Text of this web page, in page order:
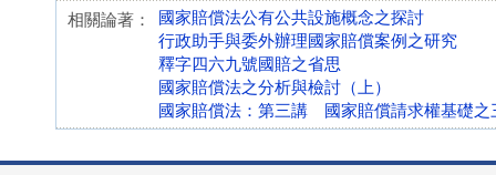
相關論著：
國家賠償法公有公共設施概念之探討
行政助手與委外辦理國家賠償案例之研究
釋字四六九號國賠之省思
國家賠償法之分析與檢討（上）
國家賠償法：第三講 國家賠償請求權基礎之